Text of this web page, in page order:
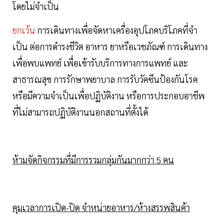
โดยไม่จําเป็น
ยกเว้น การเดินทางเพื่อจัดหาเครื่องอุปโภคบริโภคที่จํา
เป็น ต่อการดํารงชีวิต อาหาร ยาหรือเวชภัณฑ์ การเดินทาง
เพื่อพบแพทย์ เพื่อเข้ารับบริการทางการแพทย์ และ
สาธารณสุข การรักษาพยาบาล การรับวัคซีนป้องกันโรค
หรือมีความจําเป็นเพื่อปฏิบัติงาน หรือการประกอบอาชีพ
ที่ไม่สามารถปฏิบัติงานนอกสถานที่ตั้งได้
ห้ามจัดกิจกรรมที่มีการรวมกลุ่มกันมากกว่า 5 คน
คุมเวลาการเปิด-ปิด จำหน่ายอาหาร/ห้างสรรพสินค้า